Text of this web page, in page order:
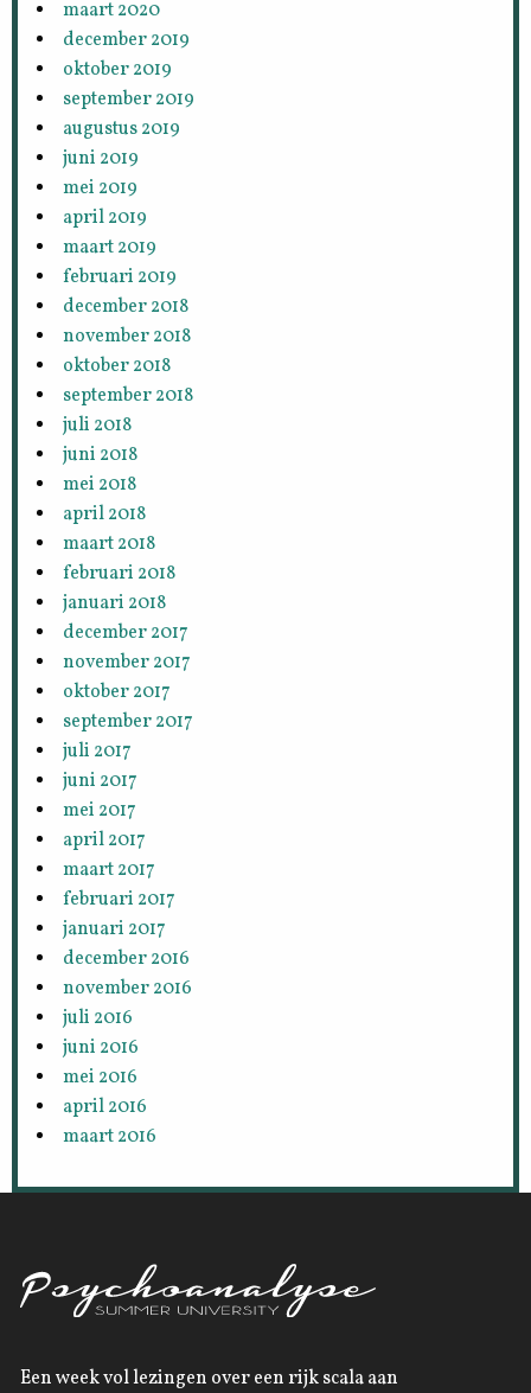
maart 2020
december 2019
oktober 2019
september 2019
augustus 2019
juni 2019
mei 2019
april 2019
maart 2019
februari 2019
december 2018
november 2018
oktober 2018
september 2018
juli 2018
juni 2018
mei 2018
april 2018
maart 2018
februari 2018
januari 2018
december 2017
november 2017
oktober 2017
september 2017
juli 2017
juni 2017
mei 2017
april 2017
maart 2017
februari 2017
januari 2017
december 2016
november 2016
juli 2016
juni 2016
mei 2016
april 2016
maart 2016
Een week vol lezingen over een rijk scala aan